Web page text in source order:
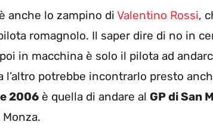
anche lo zampino di Valentino Rossi,
romagnolo. Il saper dire di no in
in macchina è solo il pilota ad
l’altro potrebbe incontrarlo presto
2006 è quella di andare al GP di San